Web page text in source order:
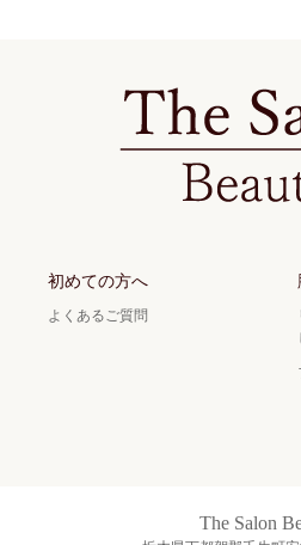
初めての方へ
よくあるご質問
The Salon